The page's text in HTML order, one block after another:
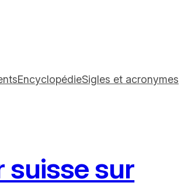
EncyclopédieSigles et acronymes
suisse sur